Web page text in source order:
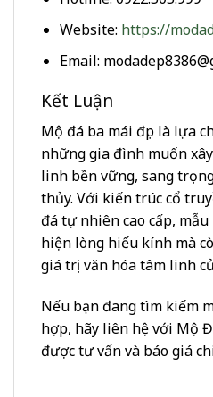
Website: https://
Email:
Kết Luận
Mộ đá ba mái đẹp là lựa
những gia đình muốn
linh bền vững, sang
thủy. Với kiến trúc cổ
đá tự nhiên cao cấp,
hiện lòng hiếu kính mà
giá trị văn hóa tâm linh
Nếu bạn đang tìm kiếm
hợp, hãy liên hệ với Mộ
được tư vấn và báo giá